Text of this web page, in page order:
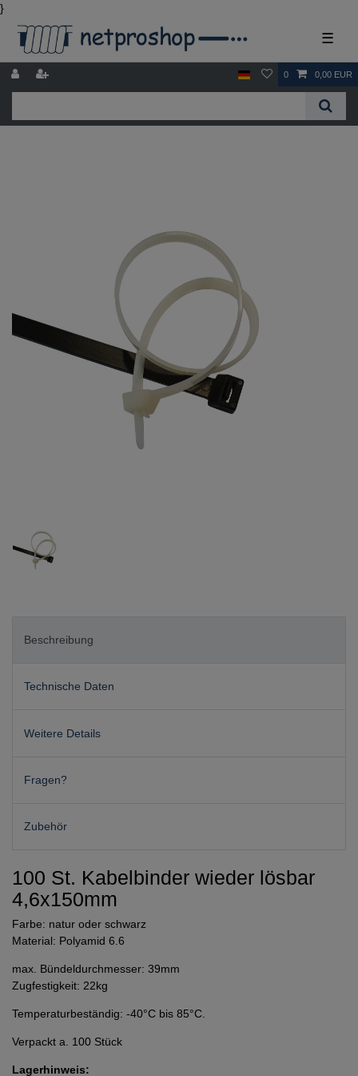
}
☰
0 0,00 EUR
Beschreibung
Technische Daten
Weitere Details
Fragen?
Zubehör
100 St. Kabelbinder wieder lösbar
4,6x150mm
Farbe: natur oder schwarz
Material: Polyamid 6.6
max. Bündeldurchmesser: 39mm
Zugfestigkeit: 22kg
Temperaturbeständig: -40°C bis 85°C.
Verpackt a. 100 Stück
Lagerhinweis: